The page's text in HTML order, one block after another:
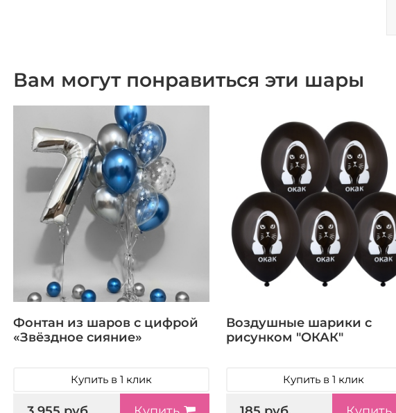
Вам могут понравиться эти шары
Фонтан из шаров с цифрой
«Звёздное сияние»
Купить в 1 клик
Воздушные шарики с
рисунком "ОКАК"
Купить в 1 клик